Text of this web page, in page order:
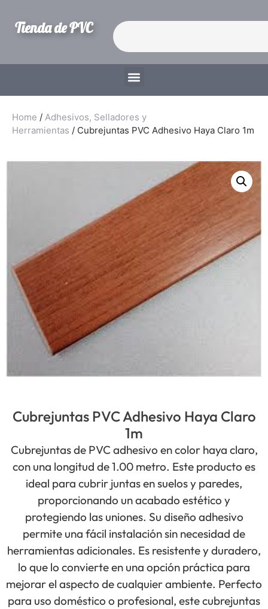
Tienda de PVC
Home / Adhesivos, Selladores y
Herramientas / Cubrejuntas PVC Adhesivo Haya Claro 1m
Cubrejuntas PVC Adhesivo Haya Claro
1m
Cubrejuntas de PVC adhesivo en color haya claro,
con una longitud de 1.00 metro. Este producto es
ideal para cubrir juntas en suelos y paredes,
proporcionando un acabado estético y
protegiendo las uniones. Su diseño adhesivo
permite una fácil instalación sin necesidad de
herramientas adicionales. Es resistente y duradero,
lo que lo convierte en una opción práctica para
mejorar el aspecto de cualquier ambiente. Perfecto
para uso doméstico o profesional, este cubrejuntas